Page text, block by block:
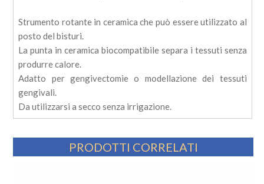
Strumento rotante in ceramica che può essere utilizzato al
posto del bisturi.
La punta in ceramica biocompatibile separa i tessuti senza
produrre calore.
Adatto per gengivectomie o modellazione dei tessuti
gengivali.
Da utilizzarsi a secco senza irrigazione.
PRODOTTI CORRELATI